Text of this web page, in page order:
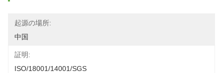
起源の場所:
中国
証明:
ISO/18001/14001/SGS